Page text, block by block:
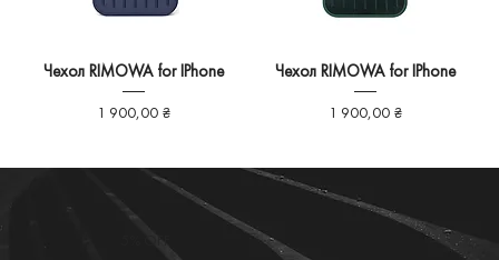
Чехол RIMOWA for IPhone
Ціна
1 900,00 ₴
Чехол RIMOWA for IPhone
Ціна
1 900,00 ₴